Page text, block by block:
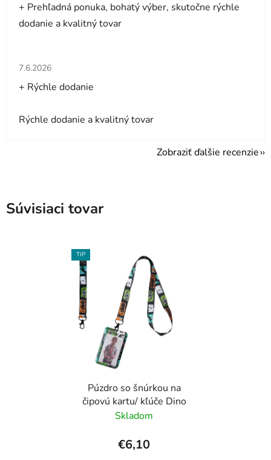
+ Prehľadná ponuka, bohatý výber, skutočne rýchle
dodanie a kvalitný tovar
Hodnotenie obchodu je 5 z 5 hviezdičiek.
7.6.2026
+ Rýchle dodanie
Rýchle dodanie a kvalitný tovar
Zobraziť ďalšie recenzie
Súvisiaci tovar
TIP
Púzdro so šnúrkou na
čipovú kartu/ kľúče Dino
Skladom
€6,10